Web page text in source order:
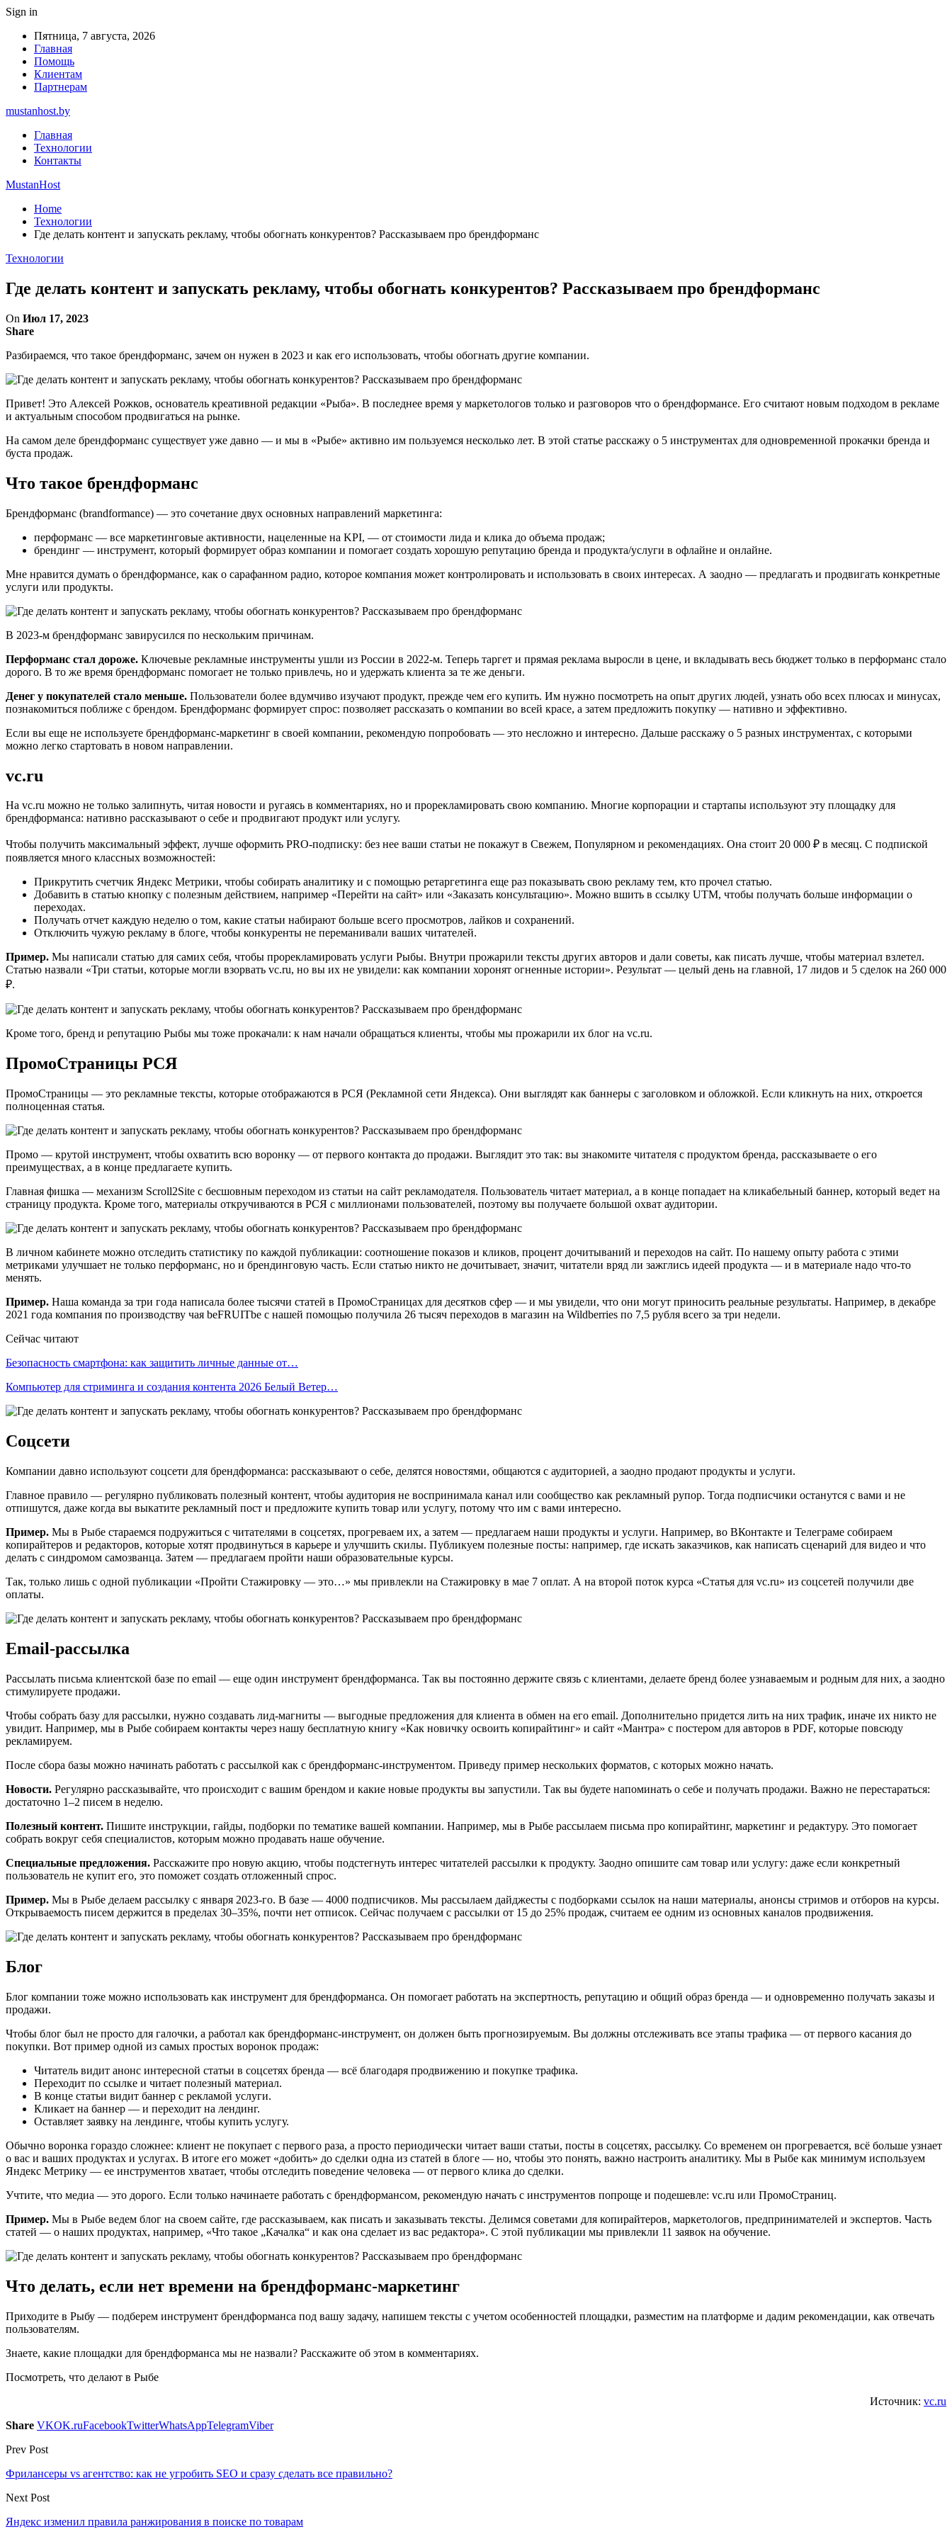
Sign in
Пятница, 7 августа, 2026
Главная
Помощь
Клиентам
Партнерам
mustanhost.by
Главная
Технологии
Контакты
MustanHost
Home
Технологии
Где делать контент и запускать рекламу, чтобы обогнать конкурентов? Рассказываем про брендформанс
Технологии
Где делать контент и запускать рекламу, чтобы обогнать конкурентов? Рассказываем про брендформанс
On Июл 17, 2023
Share
Разбираемся, что такое брендформанс, зачем он нужен в 2023 и как его использовать, чтобы обогнать другие компании.
Привет! Это Алексей Рожков, основатель креативной редакции «Рыба». В последнее время у маркетологов только и разговоров что о брендформансе. Его считают новым подходом в рекламе
и актуальным способом продвигаться на рынке.
На самом деле брендформанс существует уже давно — и мы в «Рыбе» активно им пользуемся несколько лет. В этой статье расскажу о 5 инструментах для одновременной прокачки бренда и
буста продаж.
Что такое брендформанс
Брендформанс (brandformance) — это сочетание двух основных направлений маркетинга:
перформанс — все маркетинговые активности, нацеленные на KPI, — от стоимости лида и клика до объема продаж;
брендинг — инструмент, который формирует образ компании и помогает создать хорошую репутацию бренда и продукта/услуги в офлайне и онлайне.
Мне нравится думать о брендформансе, как о сарафанном радио, которое компания может контролировать и использовать в своих интересах. А заодно — предлагать и продвигать конкретные
услуги или продукты.
В 2023-м брендформанс завирусился по нескольким причинам.
Перформанс стал дороже. Ключевые рекламные инструменты ушли из России в 2022-м. Теперь таргет и прямая реклама выросли в цене, и вкладывать весь бюджет только в перформанс стало
дорого. В то же время брендформанс помогает не только привлечь, но и удержать клиента за те же деньги.
Денег у покупателей стало меньше. Пользователи более вдумчиво изучают продукт, прежде чем его купить. Им нужно посмотреть на опыт других людей, узнать обо всех плюсах и минусах,
познакомиться поближе с брендом. Брендформанс формирует спрос: позволяет рассказать о компании во всей красе, а затем предложить покупку — нативно и эффективно.
Если вы еще не используете брендформанс-маркетинг в своей компании, рекомендую попробовать — это несложно и интересно. Дальше расскажу о 5 разных инструментах, с которыми
можно легко стартовать в новом направлении.
vc.ru
На vc.ru можно не только залипнуть, читая новости и ругаясь в комментариях, но и прорекламировать свою компанию. Многие корпорации и стартапы используют эту площадку для
брендформанса: нативно рассказывают о себе и продвигают продукт или услугу.
Чтобы получить максимальный эффект, лучше оформить PRO-подписку: без нее ваши статьи не покажут в Свежем, Популярном и рекомендациях. Она стоит 20 000 ₽ в месяц. С подпиской
появляется много классных возможностей:
Прикрутить счетчик Яндекс Метрики, чтобы собирать аналитику и с помощью ретаргетинга еще раз показывать свою рекламу тем, кто прочел статью.
Добавить в статью кнопку с полезным действием, например «Перейти на сайт» или «Заказать консультацию». Можно вшить в ссылку UTM, чтобы получать больше информации о
переходах.
Получать отчет каждую неделю о том, какие статьи набирают больше всего просмотров, лайков и сохранений.
Отключить чужую рекламу в блоге, чтобы конкуренты не переманивали ваших читателей.
Пример. Мы написали статью для самих себя, чтобы прорекламировать услуги Рыбы. Внутри прожарили тексты других авторов и дали советы, как писать лучше, чтобы материал взлетел.
Статью назвали «Три статьи, которые могли взорвать vc.ru, но вы их не увидели: как компании хоронят огненные истории». Результат — целый день на главной, 17 лидов и 5 сделок на 260 000
₽.
Кроме того, бренд и репутацию Рыбы мы тоже прокачали: к нам начали обращаться клиенты, чтобы мы прожарили их блог на vc.ru.
ПромоСтраницы РСЯ
ПромоСтраницы — это рекламные тексты, которые отображаются в РСЯ (Рекламной сети Яндекса). Они выглядят как баннеры с заголовком и обложкой. Если кликнуть на них, откроется
полноценная статья.
Промо — крутой инструмент, чтобы охватить всю воронку — от первого контакта до продажи. Выглядит это так: вы знакомите читателя с продуктом бренда, рассказываете о его
преимуществах, а в конце предлагаете купить.
Главная фишка — механизм Scroll2Site с бесшовным переходом из статьи на сайт рекламодателя. Пользователь читает материал, а в конце попадает на кликабельный баннер, который ведет на
страницу продукта. Кроме того, материалы откручиваются в РСЯ с миллионами пользователей, поэтому вы получаете большой охват аудитории.
В личном кабинете можно отследить статистику по каждой публикации: соотношение показов и кликов, процент дочитываний и переходов на сайт. По нашему опыту работа с этими
метриками улучшает не только перформанс, но и брендинговую часть. Если статью никто не дочитывает, значит, читатели вряд ли зажглись идеей продукта — и в материале надо что-то
менять.
Пример. Наша команда за три года написала более тысячи статей в ПромоСтраницах для десятков сфер — и мы увидели, что они могут приносить реальные результаты. Например, в декабре
2021 года компания по производству чая beFRUITbe с нашей помощью получила 26 тысяч переходов в магазин на Wildberries по 7,5 рубля всего за три недели.
Сейчас читают
Безопасность смартфона: как защитить личные данные от…
Компьютер для стриминга и создания контента 2026 Белый Ветер…
Соцсети
Компании давно используют соцсети для брендформанса: рассказывают о себе, делятся новостями, общаются с аудиторией, а заодно продают продукты и услуги.
Главное правило — регулярно публиковать полезный контент, чтобы аудитория не воспринимала канал или сообщество как рекламный рупор. Тогда подписчики останутся с вами и не
отпишутся, даже когда вы выкатите рекламный пост и предложите купить товар или услугу, потому что им с вами интересно.
Пример. Мы в Рыбе стараемся подружиться с читателями в соцсетях, прогреваем их, а затем — предлагаем наши продукты и услуги. Например, во ВКонтакте и Телеграме собираем
копирайтеров и редакторов, которые хотят продвинуться в карьере и улучшить скилы. Публикуем полезные посты: например, где искать заказчиков, как написать сценарий для видео и что
делать с синдромом самозванца. Затем — предлагаем пройти наши образовательные курсы.
Так, только лишь с одной публикации «Пройти Стажировку — это…» мы привлекли на Стажировку в мае 7 оплат. А на второй поток курса «Статья для vc.ru» из соцсетей получили две
оплаты.
Email-рассылка
Рассылать письма клиентской базе по email — еще один инструмент брендформанса. Так вы постоянно держите связь с клиентами, делаете бренд более узнаваемым и родным для них, а заодно
стимулируете продажи.
Чтобы собрать базу для рассылки, нужно создавать лид-магниты — выгодные предложения для клиента в обмен на его email. Дополнительно придется лить на них трафик, иначе их никто не
увидит. Например, мы в Рыбе собираем контакты через нашу бесплатную книгу «Как новичку освоить копирайтинг» и сайт «Мантра» с постером для авторов в PDF, которые повсюду
рекламируем.
После сбора базы можно начинать работать с рассылкой как с брендформанс-инструментом. Приведу пример нескольких форматов, с которых можно начать.
Новости. Регулярно рассказывайте, что происходит с вашим брендом и какие новые продукты вы запустили. Так вы будете напоминать о себе и получать продажи. Важно не перестараться:
достаточно 1–2 писем в неделю.
Полезный контент. Пишите инструкции, гайды, подборки по тематике вашей компании. Например, мы в Рыбе рассылаем письма про копирайтинг, маркетинг и редактуру. Это помогает
собрать вокруг себя специалистов, которым можно продавать наше обучение.
Специальные предложения. Расскажите про новую акцию, чтобы подстегнуть интерес читателей рассылки к продукту. Заодно опишите сам товар или услугу: даже если конкретный
пользователь не купит его, это поможет создать отложенный спрос.
Пример. Мы в Рыбе делаем рассылку с января 2023-го. В базе — 4000 подписчиков. Мы рассылаем дайджесты с подборками ссылок на наши материалы, анонсы стримов и отборов на курсы.
Открываемость писем держится в пределах 30–35%, почти нет отписок. Сейчас получаем с рассылки от 15 до 25% продаж, считаем ее одним из основных каналов продвижения.
Блог
Блог компании тоже можно использовать как инструмент для брендформанса. Он помогает работать на экспертность, репутацию и общий образ бренда — и одновременно получать заказы и
продажи.
Чтобы блог был не просто для галочки, а работал как брендформанс-инструмент, он должен быть прогнозируемым. Вы должны отслеживать все этапы трафика — от первого касания до
покупки. Вот пример одной из самых простых воронок продаж:
Читатель видит анонс интересной статьи в соцсетях бренда — всё благодаря продвижению и покупке трафика.
Переходит по ссылке и читает полезный материал.
В конце статьи видит баннер с рекламой услуги.
Кликает на баннер — и переходит на лендинг.
Оставляет заявку на лендинге, чтобы купить услугу.
Обычно воронка гораздо сложнее: клиент не покупает с первого раза, а просто периодически читает ваши статьи, посты в соцсетях, рассылку. Со временем он прогревается, всё больше узнает
о вас и ваших продуктах и услугах. В итоге его может «добить» до сделки одна из статей в блоге — но, чтобы это понять, важно настроить аналитику. Мы в Рыбе как минимум используем
Яндекс Метрику — ее инструментов хватает, чтобы отследить поведение человека — от первого клика до сделки.
Учтите, что медиа — это дорого. Если только начинаете работать с брендформансом, рекомендую начать с инструментов попроще и подешевле: vc.ru или ПромоСтраниц.
Пример. Мы в Рыбе ведем блог на своем сайте, где рассказываем, как писать и заказывать тексты. Делимся советами для копирайтеров, маркетологов, предпринимателей и экспертов. Часть
статей — о наших продуктах, например, «Что такое „Качалка“ и как она сделает из вас редактора». С этой публикации мы привлекли 11 заявок на обучение.
Что делать, если нет времени на брендформанс-маркетинг
Приходите в Рыбу — подберем инструмент брендформанса под вашу задачу, напишем тексты с учетом особенностей площадки, разместим на платформе и дадим рекомендации, как отвечать
пользователям.
Знаете, какие площадки для брендформанса мы не назвали? Расскажите об этом в комментариях.
Посмотреть, что делают в Рыбе
Источник: vc.ru
Share VKOK.ruFacebookTwitterWhatsAppTelegramViber
Prev Post
Фрилансеры vs агентство: как не угробить SEO и сразу сделать все правильно?
Next Post
Яндекс изменил правила ранжирования в поиске по товарам